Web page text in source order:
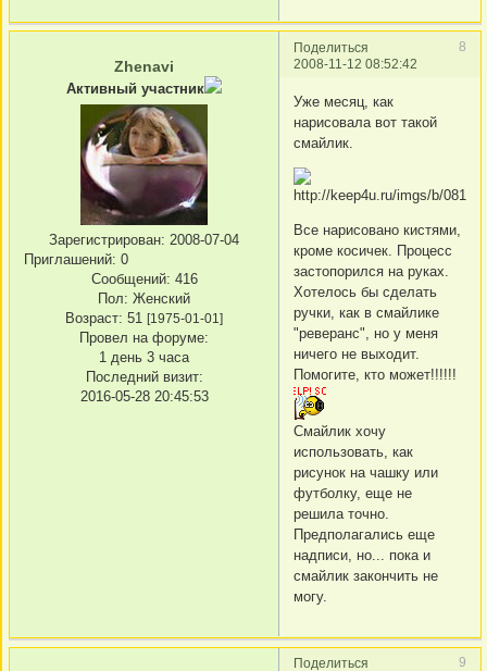
Поделиться
8
2008-11-12 08:52:42
Zhenavi
Активный участник
Зарегистрирован: 2008-07-04
Приглашений: 0
Сообщений: 416
Пол: Женский
Возраст: 51 [1975-01-01]
Провел на форуме:
1 день 3 часа
Последний визит:
2016-05-28 20:45:53
Уже месяц, как
нарисовала вот такой
смайлик.
Все нарисовано кистями,
кроме косичек. Процесс
застопорился на руках.
Хотелось бы сделать
ручки, как в смайлике
"реверанс", но у меня
ничего не выходит.
Помогите, кто может!!!!!!
Смайлик хочу
использовать, как
рисунок на чашку или
футболку, еще не
решила точно.
Предполагались еще
надписи, но... пока и
смайлик закончить не
могу.
Поделиться
9